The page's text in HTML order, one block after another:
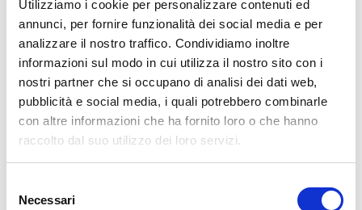
Utilizziamo i cookie per personalizzare contenuti ed
annunci, per fornire funzionalità dei social media e per
analizzare il nostro traffico. Condividiamo inoltre
informazioni sul modo in cui utilizza il nostro sito con i
nostri partner che si occupano di analisi dei dati web,
pubblicità e social media, i quali potrebbero combinarle
con altre informazioni che ha fornito loro o che hanno
raccolto dal suo utilizzo dei loro servizi.
delNecessari
di lotta o fuga, e in uno stato di stress permanente.
tecnologia brevettata e sui primi studi scientifici pilota, possiamo
consigliare di indossare gli occhiali Hyperlight in sostituzione degli